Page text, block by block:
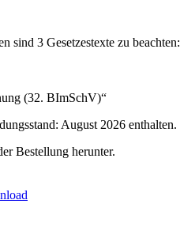
sind 3 Gesetzestexte zu beachten:
(32. BImSchV)“
August 2026 enthalten.
Bestellung herunter.